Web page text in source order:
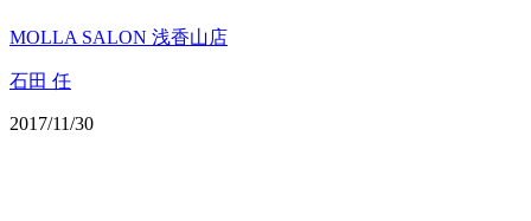
MOLLA SALON 浅香山店
石田 任
2017/11/30